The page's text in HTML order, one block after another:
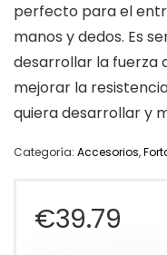
perfecto para el
manos y dedos. Es
desarrollar la fuerza
mejorar la
quiera desarrollar y
Categoría: Accesorios,
€39.79